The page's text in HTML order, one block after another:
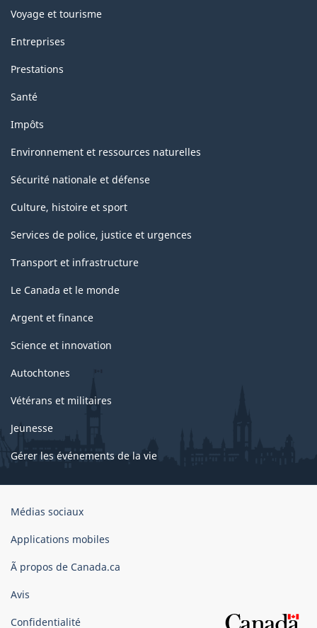
Voyage et tourisme
Entreprises
Prestations
Santé
Impôts
Environnement et ressources naturelles
Sécurité nationale et défense
Culture, histoire et sport
Services de police, justice et urgences
Transport et infrastructure
Le Canada et le monde
Argent et finance
Science et innovation
Autochtones
Vétérans et militaires
Jeunesse
Gérer les événements de la vie
Organisation
gouvernement
Canada
Médias sociaux
Applications mobiles
Ã propos de Canada.ca
Avis
Confidentialité